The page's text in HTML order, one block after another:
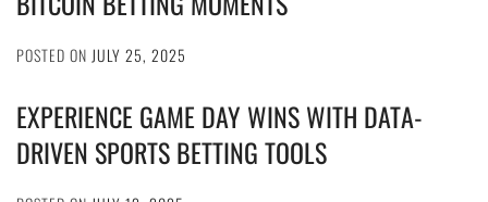
POSTED ON JULY 25, 2025
EXPERIENCE GAME DAY WINS WITH DATA-
DRIVEN SPORTS BETTING TOOLS